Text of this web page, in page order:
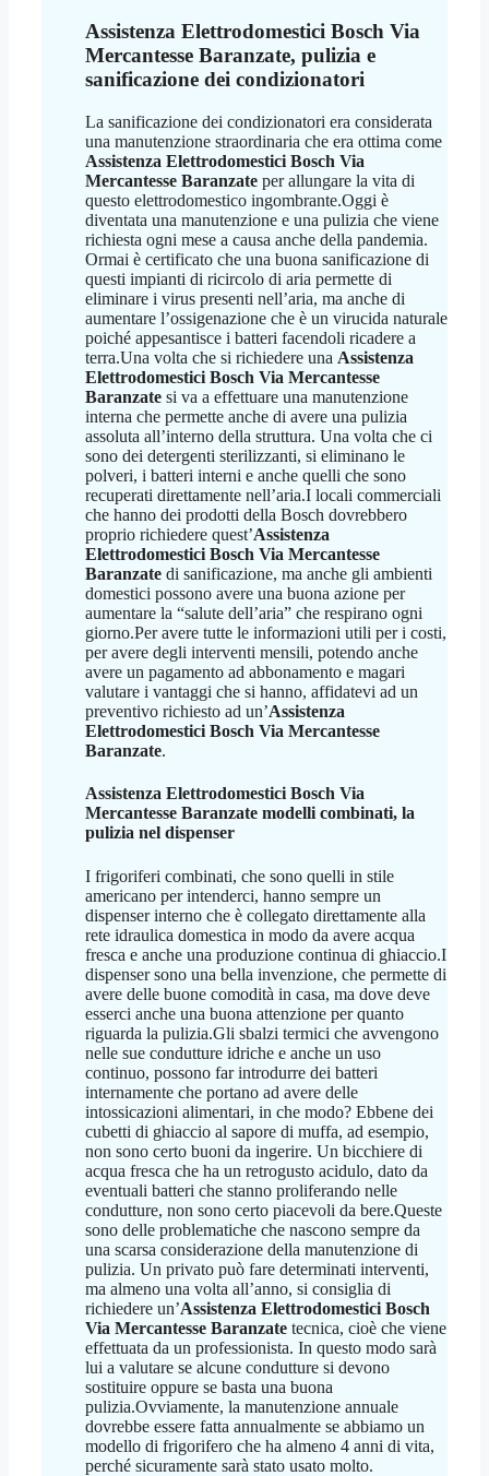
Assistenza Elettrodomestici Bosch Via
Mercantesse Baranzate, pulizia e
sanificazione dei condizionatori
La sanificazione dei condizionatori era considerata
una manutenzione straordinaria che era ottima come
Assistenza Elettrodomestici Bosch Via
Mercantesse Baranzate per allungare la vita di
questo elettrodomestico ingombrante.Oggi è
diventata una manutenzione e una pulizia che viene
richiesta ogni mese a causa anche della pandemia.
Ormai è certificato che una buona sanificazione di
questi impianti di ricircolo di aria permette di
eliminare i virus presenti nell’aria, ma anche di
aumentare l’ossigenazione che è un virucida naturale
poiché appesantisce i batteri facendoli ricadere a
terra.Una volta che si richiedere una Assistenza
Elettrodomestici Bosch Via Mercantesse
Baranzate si va a effettuare una manutenzione
interna che permette anche di avere una pulizia
assoluta all’interno della struttura. Una volta che ci
sono dei detergenti sterilizzanti, si eliminano le
polveri, i batteri interni e anche quelli che sono
recuperati direttamente nell’aria.I locali commerciali
che hanno dei prodotti della Bosch dovrebbero
proprio richiedere quest’Assistenza
Elettrodomestici Bosch Via Mercantesse
Baranzate di sanificazione, ma anche gli ambienti
domestici possono avere una buona azione per
aumentare la “salute dell’aria” che respirano ogni
giorno.Per avere tutte le informazioni utili per i costi,
per avere degli interventi mensili, potendo anche
avere un pagamento ad abbonamento e magari
valutare i vantaggi che si hanno, affidatevi ad un
preventivo richiesto ad un’Assistenza
Elettrodomestici Bosch Via Mercantesse
Baranzate.
Assistenza Elettrodomestici Bosch Via
Mercantesse Baranzate modelli combinati, la
pulizia nel dispenser
I frigoriferi combinati, che sono quelli in stile
americano per intenderci, hanno sempre un
dispenser interno che è collegato direttamente alla
rete idraulica domestica in modo da avere acqua
fresca e anche una produzione continua di ghiaccio.I
dispenser sono una bella invenzione, che permette di
avere delle buone comodità in casa, ma dove deve
esserci anche una buona attenzione per quanto
riguarda la pulizia.Gli sbalzi termici che avvengono
nelle sue condutture idriche e anche un uso
continuo, possono far introdurre dei batteri
internamente che portano ad avere delle
intossicazioni alimentari, in che modo? Ebbene dei
cubetti di ghiaccio al sapore di muffa, ad esempio,
non sono certo buoni da ingerire. Un bicchiere di
acqua fresca che ha un retrogusto acidulo, dato da
eventuali batteri che stanno proliferando nelle
condutture, non sono certo piacevoli da bere.Queste
sono delle problematiche che nascono sempre da
una scarsa considerazione della manutenzione di
pulizia. Un privato può fare determinati interventi,
ma almeno una volta all’anno, si consiglia di
richiedere un’Assistenza Elettrodomestici Bosch
Via Mercantesse Baranzate tecnica, cioè che viene
effettuata da un professionista. In questo modo sarà
lui a valutare se alcune condutture si devono
sostituire oppure se basta una buona
pulizia.Ovviamente, la manutenzione annuale
dovrebbe essere fatta annualmente se abbiamo un
modello di frigorifero che ha almeno 4 anni di vita,
perché sicuramente sarà stato usato molto.